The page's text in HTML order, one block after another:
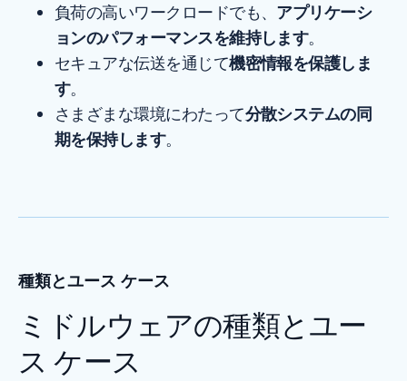
負荷の高いワークロードでも、 アプリケーシ
ョンのパフォーマンスを維持します。
セキュアな伝送を通じて機密情報を保護しま
す。
さまざまな環境にわたって分散システムの同
期を保持します。
種類とユース ケース
ミドルウェアの種類とユー
ス ケース